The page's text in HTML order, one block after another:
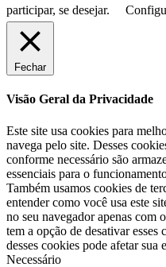
participar, se desejar.
Fechar
Visão Geral da Privacidade
Este site usa cookies para
navega pelo site. Desses
conforme necessário são
essenciais para o
Também usamos cookies de
entender como você usa este
no seu navegador apenas com
tem a opção de desativar
desses cookies pode afetar sua
Necessário